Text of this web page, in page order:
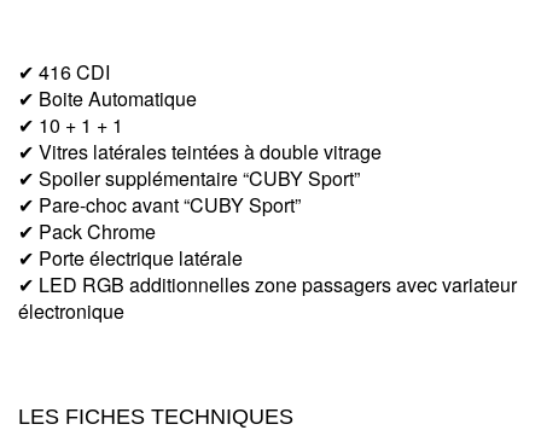
✔ 416 CDI
✔ Boite Automatique
✔ 10 + 1 + 1
✔ Vitres latérales teintées à double vitrage
✔ Spoiler supplémentaire “CUBY Sport”
✔ Pare-choc avant “CUBY Sport”
✔ Pack Chrome
✔ Porte électrique latérale
✔ LED RGB additionnelles zone passagers avec variateur
électronique
LES FICHES TECHNIQUES